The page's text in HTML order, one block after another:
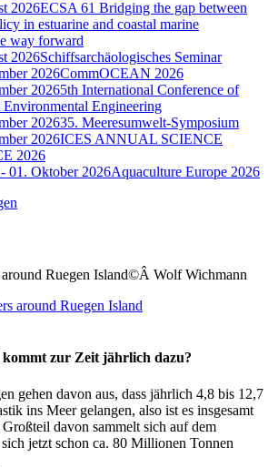
2026ECSA 61 Bridging the gap between
in estuarine and coastal marine
way forward
2026Schiffsarchäologisches Seminar
2026CommOCEAN 2026
20265th International Conference of
Engineering
202635. Meeresumwelt-Symposium
2026ICES ANNUAL SCIENCE
2026
01. Oktober 2026Aquaculture Europe 2026
Ruegen Island©Â Wolf Wichmann
zur Zeit jährlich dazu?
gehen davon aus, dass jährlich 4,8 bis 12,7
ins Meer gelangen, also ist es insgesamt
davon sammelt sich auf dem
jetzt schon ca. 80 Millionen Tonnen